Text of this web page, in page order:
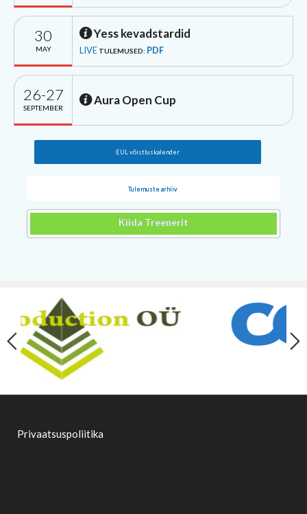
30
MAY
Yess kevadstardid
LIVE TULEMUSED: PDF
26-27
SEPTEMBER
Aura Open Cup
EUL võistluskalender
Tulemuste arhiiv
Kiida Treenerit
Privaatsuspoliitika